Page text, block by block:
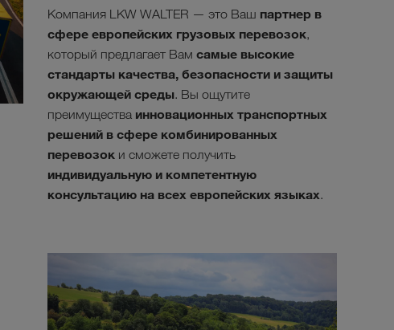
Компания LKW WALTER — это Ваш партнер в
сфере европейских грузовых перевозок,
который предлагает Вам самые высокие
стандарты качества, безопасности и защиты
окружающей среды. Вы ощутите
преимущества инновационных транспортных
решений в сфере комбинированных
перевозок и сможете получить
индивидуальную и компетентную
консультацию на всех европейских языках.